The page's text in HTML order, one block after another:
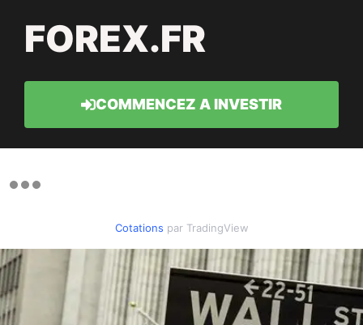
FOREX.FR
COMMENCEZ A INVESTIR
Cotations par TradingView